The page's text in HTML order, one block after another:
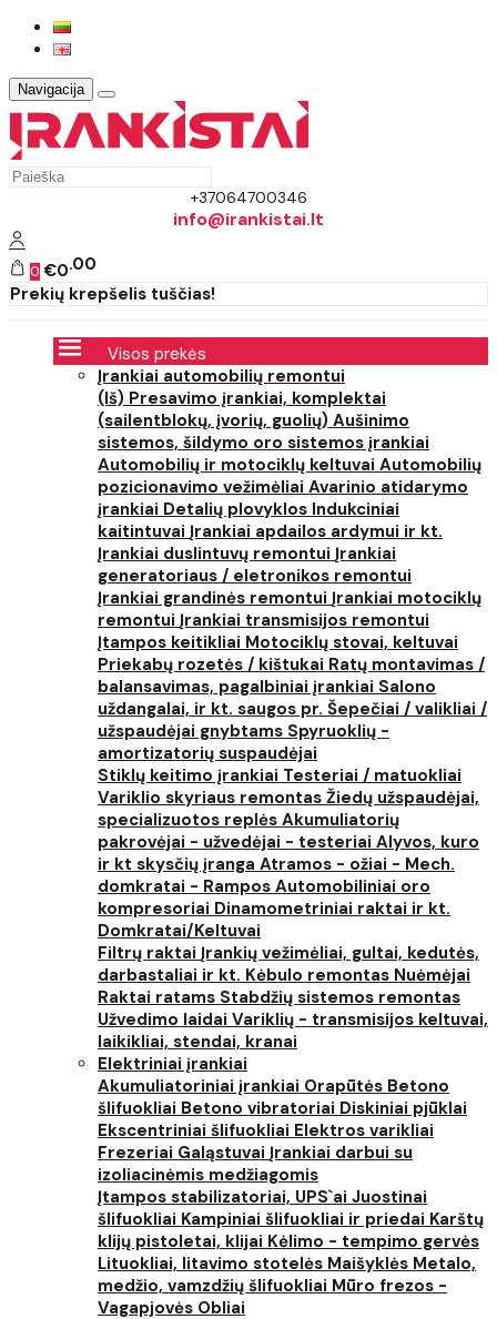
Navigacija
+37064700346
info@irankistai.lt
0 €0 00
Prekių krepšelis tuščias!
Visos prekės
Įrankiai automobilių remontui
(Iš) Presavimo įrankiai, komplektai
(sailentblokų, įvorių, guolių) Aušinimo
sistemos, šildymo oro sistemos įrankiai
Automobilių ir motociklų keltuvai Automobilių
pozicionavimo vežimėliai Avarinio atidarymo
įrankiai Detalių plovyklos Indukciniai
kaitintuvai Įrankiai apdailos ardymui ir kt.
Įrankiai duslintuvų remontui Įrankiai
generatoriaus / eletronikos remontui
Įrankiai grandinės remontui Įrankiai motociklų
remontui Įrankiai transmisijos remontui
Įtampos keitikliai Motociklų stovai, keltuvai
Priekabų rozetės / kištukai Ratų montavimas /
balansavimas, pagalbiniai įrankiai Salono
uždangalai, ir kt. saugos pr. Šepečiai / valikliai /
užspaudėjai gnybtams Spyruoklių -
amortizatorių suspaudėjai
Stiklų keitimo įrankiai Testeriai / matuokliai
Variklio skyriaus remontas Žiedų užspaudėjai,
specializuotos replės Akumuliatorių
pakrovėjai - užvedėjai - testeriai Alyvos, kuro
ir kt skysčių įranga Atramos - ožiai - Mech.
domkratai - Rampos Automobiliniai oro
kompresoriai Dinamometriniai raktai ir kt.
Domkratai/Keltuvai
Filtrų raktai Įrankių vežimėliai, gultai, kedutės,
darbastaliai ir kt. Kėbulo remontas Nuėmėjai
Raktai ratams Stabdžių sistemos remontas
Užvedimo laidai Variklių - transmisijos keltuvai,
laikikliai, stendai, kranai
Elektriniai įrankiai
Akumuliatoriniai įrankiai Orapūtės Betono
šlifuokliai Betono vibratoriai Diskiniai pjūklai
Ekscentriniai šlifuokliai Elektros varikliai
Frezeriai Galąstuvai Įrankiai darbui su
izoliacinėmis medžiagomis
Įtampos stabilizatoriai, UPS`ai Juostinai
šlifuokliai Kampiniai šlifuokliai ir priedai Karštų
klijų pistoletai, klijai Kėlimo - tempimo gervės
Lituokliai, litavimo stotelės Maišyklės Metalo,
medžio, vamzdžių šlifuokliai Mūro frezos -
Vagapjovės Obliai